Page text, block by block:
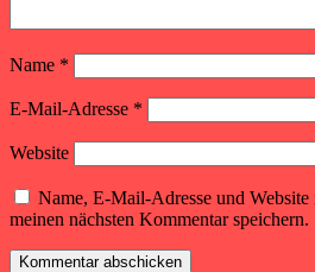
Name *
E-Mail-Adresse *
Website
Name, E-Mail-Adresse und
meinen nächsten Kommentar speichern.